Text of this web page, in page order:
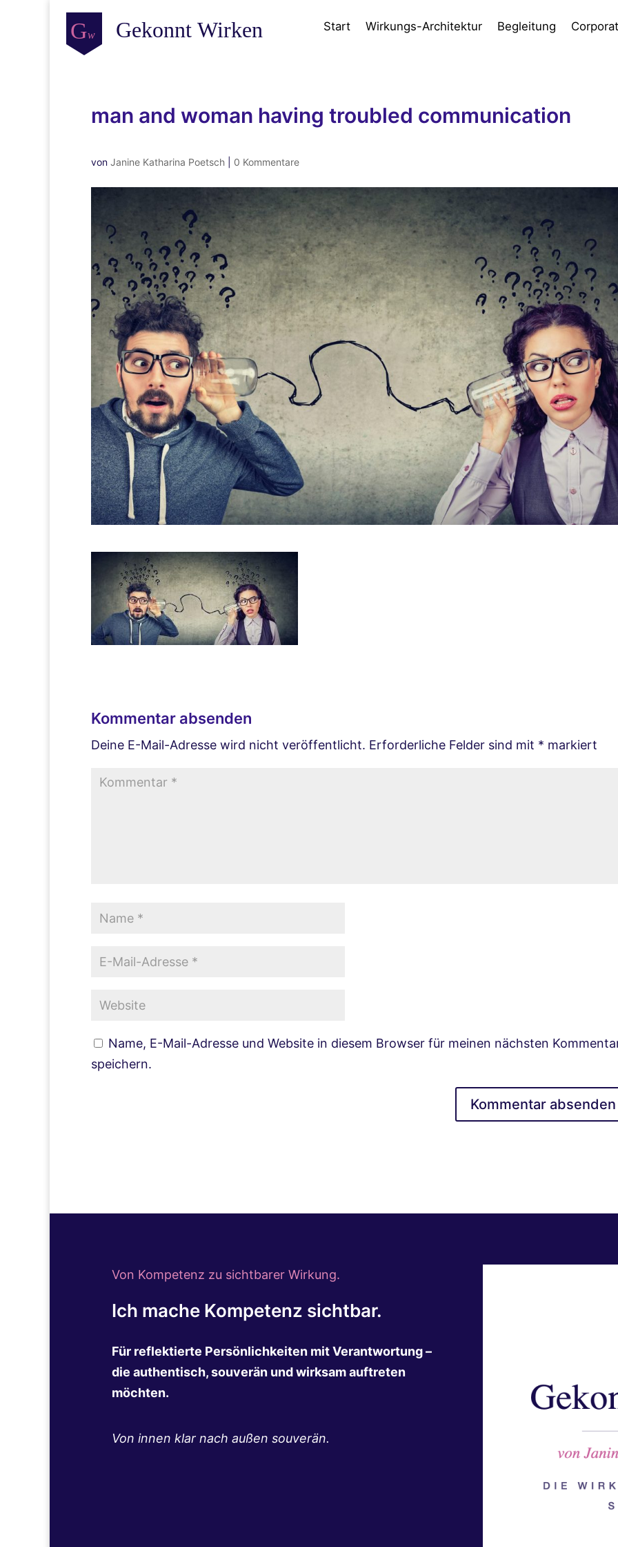
Start Wirkungs-Architektur Begleitung
man and woman having troubled communication
von Janine Katharina Poetsch 0 Kommentare
Kommentar absenden
Deine E-Mail-Adresse wird nicht veröffentlicht. Erforderliche Felder sind mit * markiert
Name, E-Mail-Adresse und Website in diesem Browser für meinen nächsten
speichern.
Von Kompetenz zu sichtbarer Wirkung.
Ich mache Kompetenz sichtbar.
Für reflektierte Persönlichkeiten mit Verantwortung –
die authentisch, souverän und wirksam auftreten
möchten.
Von innen klar nach außen souverän.